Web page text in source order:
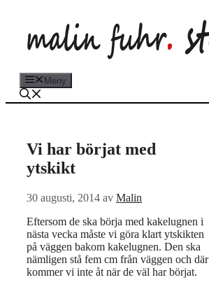
innehåll
Meny
Vi har börjat med
ytskikt
30 augusti, 2014 av Malin
Eftersom de ska börja med kakelugnen i
nästa vecka måste vi göra klart ytskikten
på väggen bakom kakelugnen. Den ska
nämligen stå fem cm från väggen och där
kommer vi inte åt när de väl har börjat.